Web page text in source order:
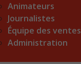
Animateurs
Journalistes
Équipe des ventes
Administration